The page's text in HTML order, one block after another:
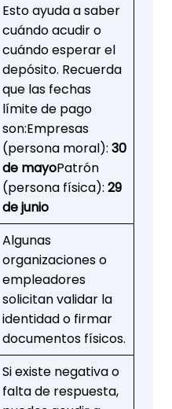
Esto ayuda a saber
cuándo acudir o
cuándo esperar el
depósito. Recuerda
que las fechas
límite de pago
son:Empresas
(persona moral): 30
de mayoPatrón
(persona física): 29
de junio
Algunas
organizaciones o
empleadores
solicitan validar la
identidad o firmar
documentos físicos.
Si existe negativa o
falta de respuesta,